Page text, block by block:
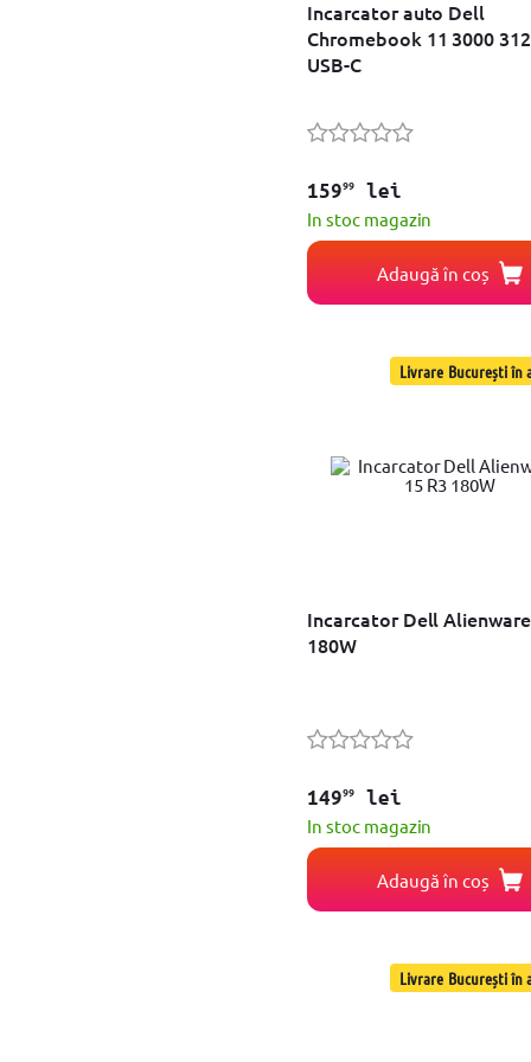
Incarcator auto Dell
Chromebook 11 3000
USB-C
15999lei
In stoc magazin
Adaugă în coș
Livrare București în
Incarcator Dell
180W
14999lei
In stoc magazin
Adaugă în coș
Livrare București în